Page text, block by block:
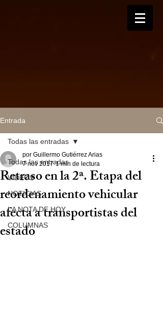
Entrada
Todas las entradas
VIDEOS
NOTICIAS
LA NOTA DE HOY
COLUMNAS
Todas las entradas
Retraso en la 2ª. Etapa del
reordenamiento vehicular
afecta a transportistas del
estado
por Guillermo Gutiérrez Arias
7 nov 2017 1 min de lectura